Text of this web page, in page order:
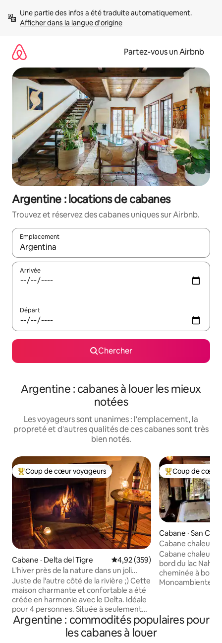
directement
Afficher dans la langue d'origine
Partez-vous un Airbnb
Argentine : locations de cabanes
Trouvez et réservez des cabanes uniques sur Airbnb.
Emplacement
Quand les résultats sont affichés, parcourez-les en utilisant
Arrivée
Départ
Chercher
Argentine : cabanes à louer les mieux
notées
Les voyageurs sont unanimes : l'emplacement, la
propreté et d'autres qualités de ces cabanes sont très
bien notés.
Coup de cœur voyageurs parmi les plus aimés
Coup de cœur voyageurs
Cabane · Delta del Tigre Note moyenne de 4,92 sur 5,
4,92 (359)
L'hiver près de la nature dans un joli
logement @ Delta
Juste de l'autre côté de la rivière ;) Cette
maison charmante et confortable a été
créée en harmonie avec le Delta. Idéale
pour 4 personnes. Située à seulement
30 minutes de la gare fluviale de Tigre
(continentale) en transports en
commun ou en bateau-taxi. Avec
Coup de cœur
Coup de cœur
Cabane · San
e
Cabane
hydromassage
Cabane
bord du lac
cheminée à bois
Monoambiente
pour travailler.
Argentine : commodités populaires pour
les cabanes à louer